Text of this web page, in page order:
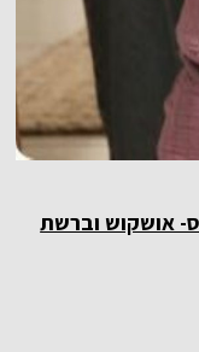
אושקוש וברשת